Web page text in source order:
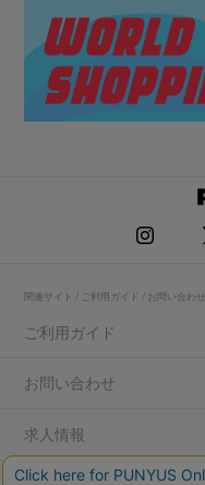
関連サイト / ご利用ガイド / お問い合わせ
ご利用ガイド
お問い合わせ
求人情報